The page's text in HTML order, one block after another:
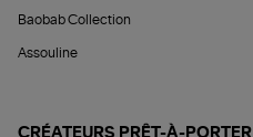
Baobab Collection
Assouline
CRÉATEURS PRÊT-À-PORTER